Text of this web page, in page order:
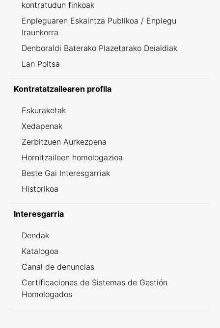
kontratudun finkoak
Enpleguaren Eskaintza Publikoa / Enplegu
Iraunkorra
Denboraldi Baterako Plazetarako Deialdiak
Lan Poltsa
Kontratatzailearen profila
Eskuraketak
Xedapenak
Zerbitzuen Aurkezpena
Hornitzaileen homologazioa
Beste Gai Interesgarriak
Historikoa
Interesgarria
Dendak
Katalogoa
Canal de denuncias
Certificaciones de Sistemas de Gestión
Homologados